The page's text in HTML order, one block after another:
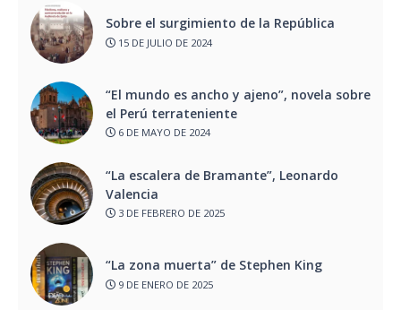
Sobre el surgimiento de la República
15 DE JULIO DE 2024
“El mundo es ancho y ajeno”, novela sobre
el Perú terrateniente
6 DE MAYO DE 2024
“La escalera de Bramante”, Leonardo
Valencia
3 DE FEBRERO DE 2025
“La zona muerta” de Stephen King
9 DE ENERO DE 2025